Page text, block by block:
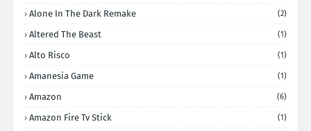
Alone In The Dark Remake (2)
Altered The Beast (1)
Alto Risco (1)
Amanesia Game (1)
Amazon (6)
Amazon Fire Tv Stick (1)